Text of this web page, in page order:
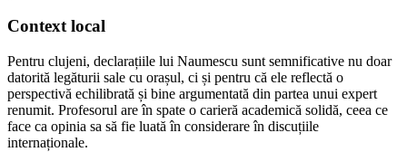
Context local
Pentru clujeni, declarațiile lui Naumescu sunt semnificative nu doar
datorită legăturii sale cu orașul, ci și pentru că ele reflectă o
perspectivă echilibrată și bine argumentată din partea unui expert
renumit. Profesorul are în spate o carieră academică solidă, ceea ce
face ca opinia sa să fie luată în considerare în discuțiile
internaționale.